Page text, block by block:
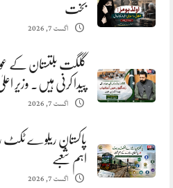
بخت
اگست 7, 2026
گلگت بلتستان کے
پیدا کرنی ہیں. وزیر
اگست 7, 2026
پاکستان ریلوے
اہم شعبے
اگست 7, 2026